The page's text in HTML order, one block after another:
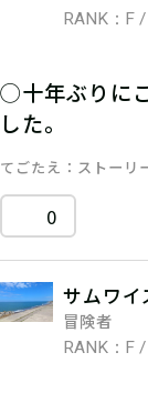
RANK：F
◯十年ぶりに
した。
てごたえ ストーリ
0
サムワイ
冒険者
RANK：F /